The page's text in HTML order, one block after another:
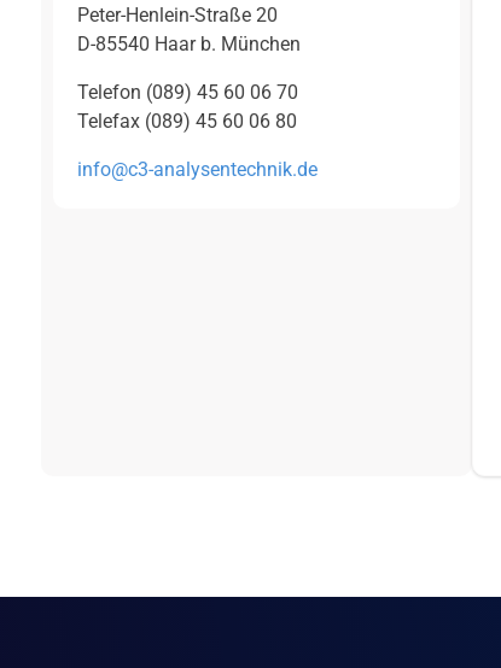
Peter-Henlein-Straße 20
D-85540 Haar b. München
Telefon (089) 45 60 06 70
Telefax (089) 45 60 06 80
info@c3-analysentechnik.de